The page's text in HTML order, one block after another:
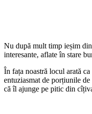
Nu după mult timp ieșim
interesante, aflate în stare
În fața noastră locul arată
entuziasmat de porțiunile
că îl ajunge pe pitic din